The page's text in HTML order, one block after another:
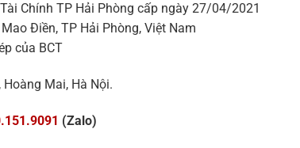
Chính TP Hải Phòng cấp ngày 27/04/2021
Điền, TP Hải Phòng, Việt Nam
của BCT
Mai, Hà Nội.
(Zalo)